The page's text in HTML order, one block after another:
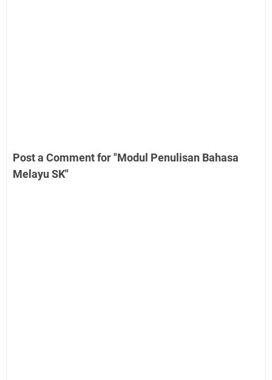
Post a Comment for "Modul Penulisan Bahasa
Melayu SK"